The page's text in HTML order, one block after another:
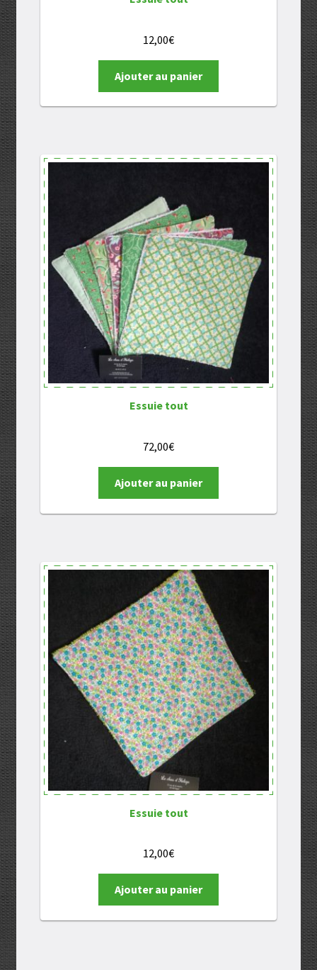
12,00€
Ajouter au panier
Essuie tout
72,00€
Ajouter au panier
Essuie tout
12,00€
Ajouter au panier